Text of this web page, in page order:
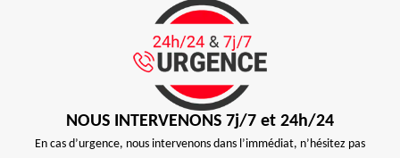
NOUS INTERVENONS 7j/7 et 24h/24
En cas d’urgence, nous intervenons dans l’immédiat, n’hésitez pas